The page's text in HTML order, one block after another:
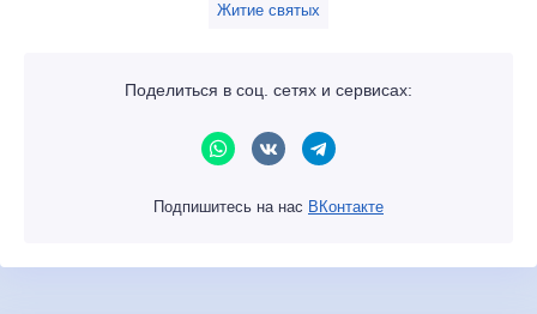
Житие святых
Поделиться в соц. сетях и сервисах:
Подпишитесь на нас ВКонтакте